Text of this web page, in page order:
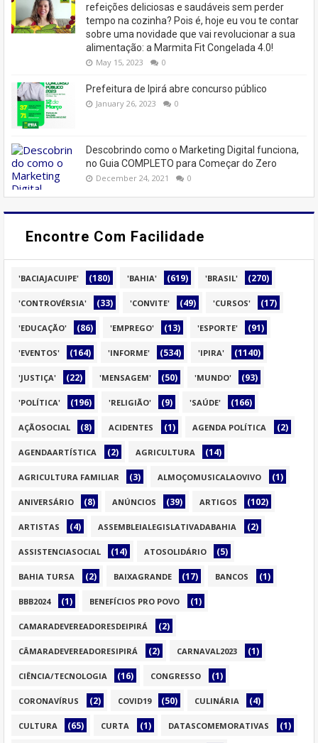
refeições deliciosas e saudáveis ​​sem perder
tempo na cozinha? Pois é, hoje eu vou te contar
sobre uma novidade que vai revolucionar a sua
alimentação: a Marmita Fit Congelada 4.0!
May 15, 2023 0
Prefeitura de Ipirá abre concurso público
January 26, 2023 0
Descobrindo como o Marketing Digital funciona,
no Guia COMPLETO para Começar do Zero
December 24, 2021 0
Encontre Com Facilidade
'BACIAJACUIPE' (180) 'BAHIA' (619) 'BRASIL' (270)
'CONTROVÉRSIA' (33) 'CONVITE' (49) 'CURSOS' (17)
'EDUCAÇÃO' (86) 'EMPREGO' (13) 'ESPORTE' (91)
'EVENTOS' (164) 'INFORME' (534) 'IPIRA' (1140)
'JUSTIÇA' (22) 'MENSAGEM' (50) 'MUNDO' (93)
'POLÍTICA' (196) 'RELIGIÃO' (9) 'SAÚDE' (166)
AÇÃOSOCIAL (8) ACIDENTES (1) AGENDA POLÍTICA (2)
AGENDAARTÍSTICA (2) AGRICULTURA (14)
AGRICULTURA FAMILIAR (3) ALMOÇOMUSICALAOVIVO (1)
ANIVERSÁRIO (8) ANÚNCIOS (39) ARTIGOS (102)
ARTISTAS (4) ASSEMBLEIALEGISLATIVADABAHIA (2)
ASSISTENCIASOCIAL (14) ATOSOLIDÁRIO (5)
BAHIA TURSA (2) BAIXAGRANDE (17) BANCOS (1)
BBB2024 (1) BENEFÍCIOS PRO POVO (1)
CAMARADEVEREADORESDEIPIRÁ (2)
CÂMARADEVEREADORESIPIRÁ (2) CARNAVAL2023 (1)
CIÊNCIA/TECNOLOGIA (16) CONGRESSO (1)
CORONAVÍRUS (2) COVID19 (50) CULINÁRIA (4)
CULTURA (65) CURTA (1) DATASCOMEMORATIVAS (1)